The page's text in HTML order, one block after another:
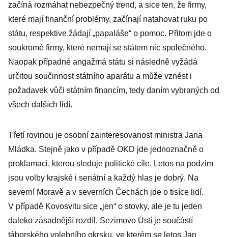
začíná rozmáhat nebezpečný trend, a sice ten, že firmy,
které mají finanční problémy, začínají natahovat ruku po
státu, respektive žádají „papaláše“ o pomoc. Přitom jde o
soukromé firmy, které nemají se státem nic společného.
Naopak případné angažmá státu si následně vyžádá
určitou součinnost státního aparátu a může vznést i
požadavek vůči státním financím, tedy daním vybraných od
všech dalších lidí.
Třetí rovinou je osobní zainteresovanost ministra Jana
Mládka. Stejně jako v případě OKD jde jednoznačně o
proklamaci, kterou sleduje politické cíle. Letos na podzim
jsou volby krajské i senátní a každý hlas je dobrý. Na
severní Moravě a v severních Čechách jde o tisíce lidí.
V případě Kovosvitu sice „jen“ o stovky, ale je tu jeden
daleko zásadnější rozdíl. Sezimovo Ústí je součástí
táborského volebního okrsku, ve kterém se letos Jan